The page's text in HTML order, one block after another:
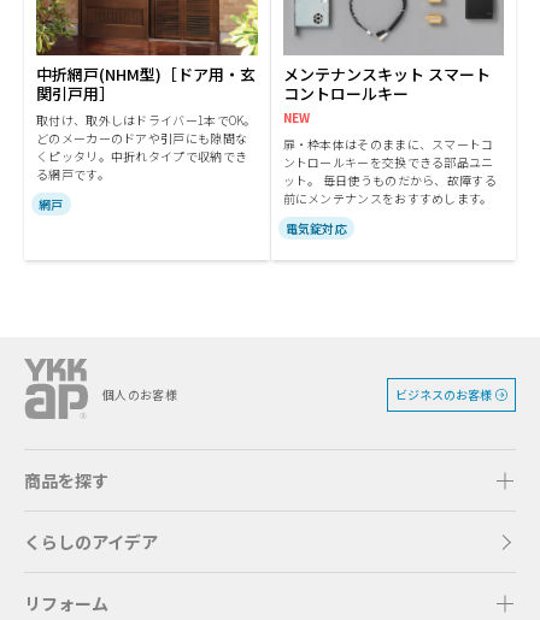
中折網戸(NHM型)［ドア用・玄
関引戸用］
取付け、取外しはドライバー1本でOK。
どのメーカーのドアや引戸にも隙間な
くピッタリ。中折れタイプで収納でき
る網戸です。
網戸
メンテナンスキット スマート
コントロールキー
NEW
扉・枠本体はそのままに、スマートコ
ントロールキーを交換できる部品ユニ
ット。 毎日使うものだから、故障する
前にメンテナンスをおすすめします。
電気錠対応
個人のお客様 ビジネスのお客様
商品を探す
くらしのアイデア
リフォーム